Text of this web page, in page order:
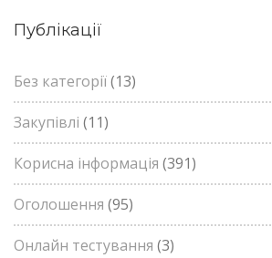
Публікації
Без категорії(13)
Закупівлі (11)
Корисна інформація (391)
Оголошення (95)
Онлайн тестування (3)